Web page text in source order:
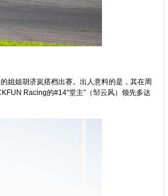
姐姐胡济岚搭档出赛。出人意料的是，其在周
Racing的#14“堂主”（邹云风）领先多达